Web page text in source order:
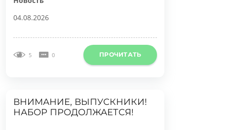
ПРОЧИТАТЬ
НАБОР ПРОДОЛЖАЕТСЯ!